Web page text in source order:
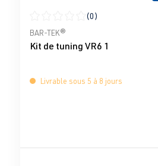
Note moyenne de 0 sur 5 étoiles
(0)
BAR-TEK®
Kit de tuning VR6 1
Livrable sous 5 à 8 jours